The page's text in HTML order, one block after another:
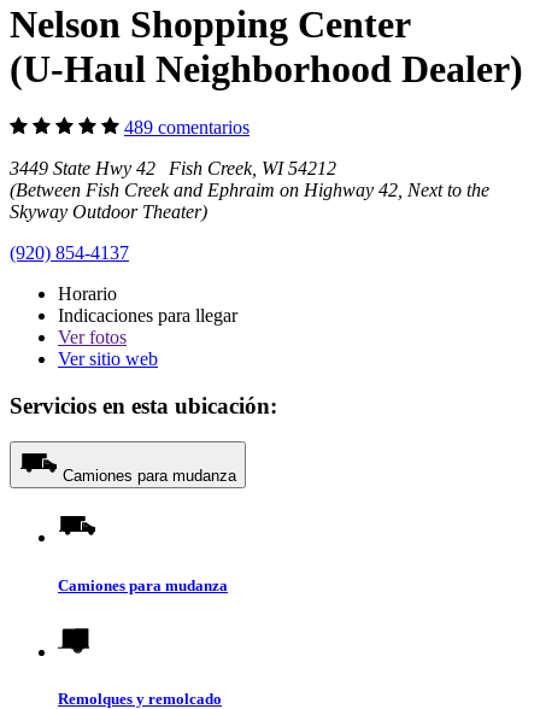
Nelson Shopping Center
(U-Haul Neighborhood Dealer)
489 comentarios
3449 State Hwy 42 Fish Creek, WI 54212
(Between Fish Creek and Ephraim on Highway 42, Next to the
Skyway Outdoor Theater)
(920) 854-4137
Horario
Indicaciones para llegar
Verfotos
Ver sitio web
Servicios en esta ubicación:
Camiones para mudanza
Camiones para mudanza
Remolques y remolcado